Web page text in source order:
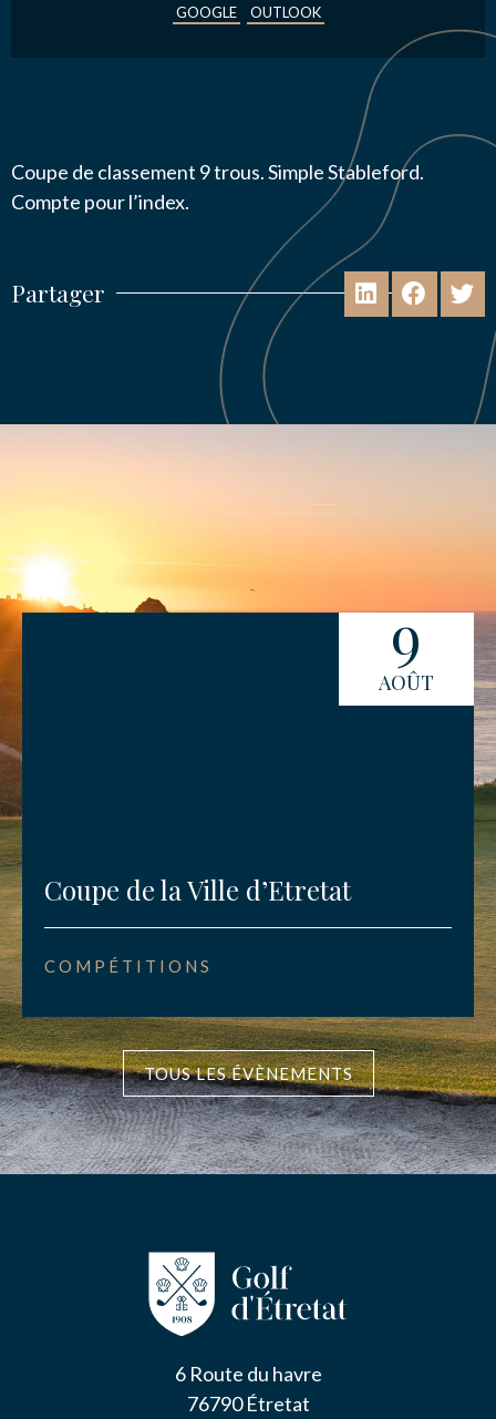
GOOGLE OUTLOOK
Coupe de classement 9 trous. Simple Stableford.
Compte pour l’index.
Partager
9
AOÛT
Coupe de la Ville d’Etretat
COMPÉTITIONS
TOUS LES ÉVÈNEMENTS
6 Route du havre
76790 Étretat